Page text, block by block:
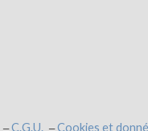
C.G.U. Cookies et